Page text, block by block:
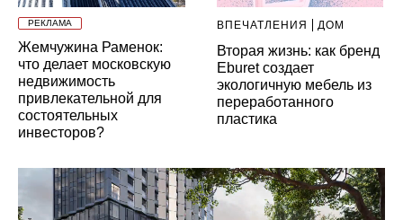
РЕКЛАМА
Жемчужина Раменок:
что делает московскую
недвижимость
привлекательной для
состоятельных
инвесторов?
ВПЕЧАТЛЕНИЯ ДОМ
Вторая жизнь: как бренд
Eburet создает
экологичную мебель из
переработанного
пластика